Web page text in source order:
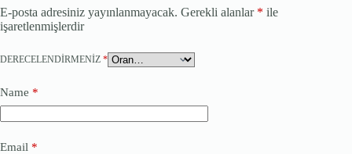
E-posta adresiniz yayınlanmayacak. Gerekli alanlar * ile
işaretlenmişlerdir
DERECELENDIRMENIZ *
Name *
Email *